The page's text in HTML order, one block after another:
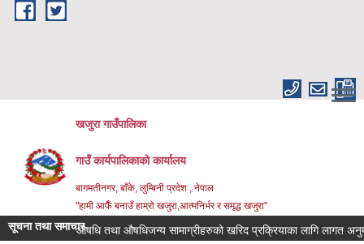
Skip to main content
खजुरा गाउँपालिका
गाउँ कार्यपालिकाको कार्यालय
बागमतीनगर, बाँके, लुम्बिनी प्रदेश , नेपाल
"हामी आफैँ बनाउँ हाम्रो खजुरा,आत्मनिर्भर र समृद्ध खजुरा"
सूचना तथा समाचारऔषधि तथा औषधिजन्य सामाग्रीहरुको खरिद प्रक्रियाका लागि लागत